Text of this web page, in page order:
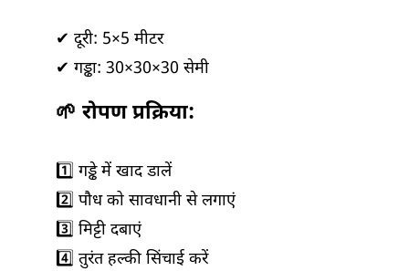
✔ दूरी: 5×5 मीटर
✔ गड्ढा: 30×30×30 सेमी
🌱 रोपण प्रक्रिया:
1️⃣ गड्ढे में खाद डालें
2️⃣ पौध को सावधानी से लगाएं
3️⃣ मिट्टी दबाएं
4️⃣ तुरंत हल्की सिंचाई करें